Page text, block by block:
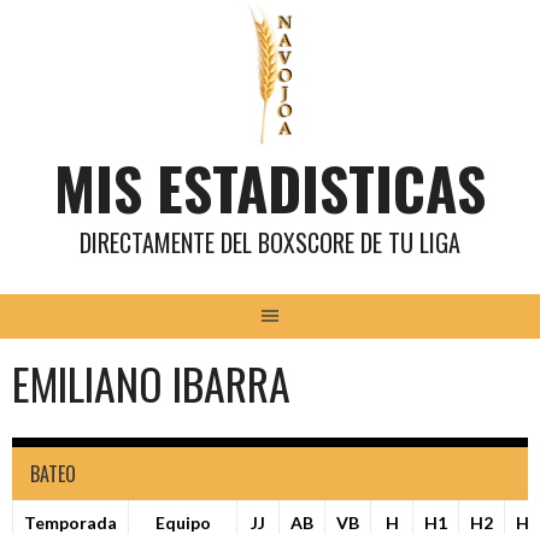
MIS ESTADISTICAS
DIRECTAMENTE DEL BOXSCORE DE TU LIGA
EMILIANO IBARRA
BATEO
Temporada Equipo JJ AB VB H H1 H2 H3